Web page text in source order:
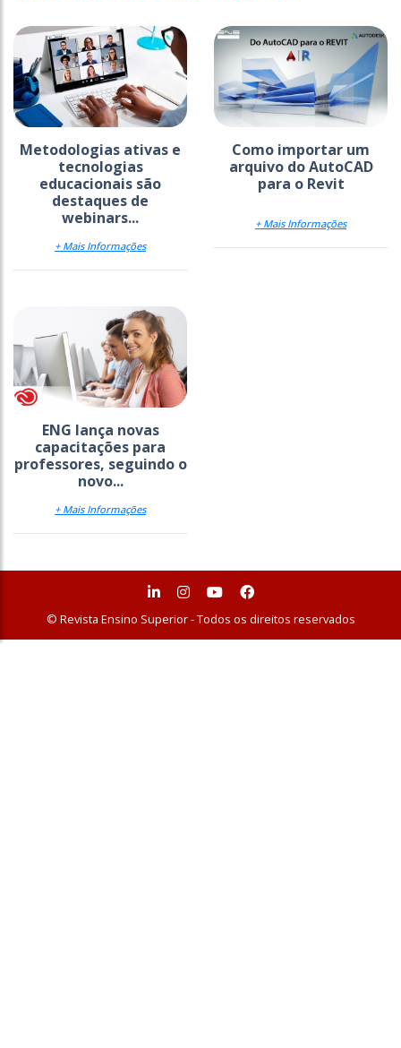
Metodologias ativas e
tecnologias
educacionais são
destaques de
webinars...
+ Mais Informações
Como importar um
arquivo do AutoCAD
para o Revit
+ Mais Informações
ENG lança novas
capacitações para
professores, seguindo o
novo...
+ Mais Informações
© Revista Ensino Superior - Todos os direitos reservados